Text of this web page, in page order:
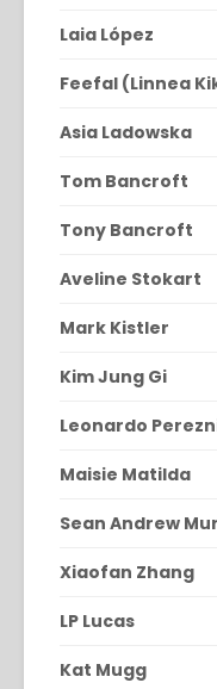
Laia López
Feefal (Linnea
Asia Ladowska
Tom Bancroft
Tony Bancroft
Aveline Stokart
Mark Kistler
Kim Jung Gi
Leonardo
Maisie Matilda
Sean Andrew
Xiaofan Zhang
LP Lucas
Kat Mugg